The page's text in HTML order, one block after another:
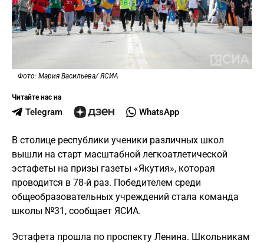
Фото: Мария Васильева/ ЯСИА
Читайте нас на
Telegram WhatsApp
В столице республики ученики различных школ
вышли на старт масштабной легкоатлетической
эстафеты на призы газеты «Якутия», которая
проводится в 78-й раз. Победителем среди
общеобразовательных учреждений стала команда
школы №31, сообщает ЯСИА.
Эстафета прошла по проспекту Ленина. Школьникам